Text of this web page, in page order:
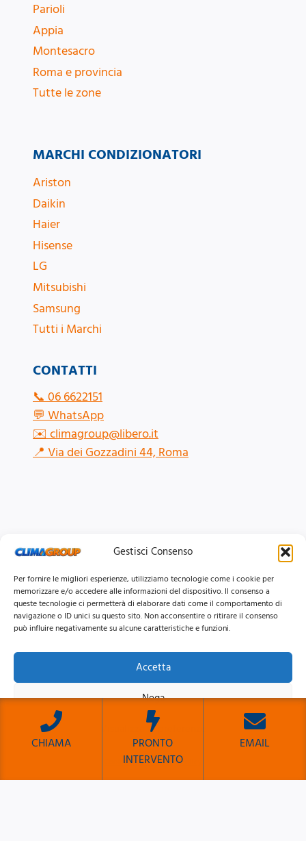
Gestisci Consenso
Per fornire le migliori esperienze, utilizziamo tecnologie come i cookie per
memorizzare e/o accedere alle informazioni del dispositivo. Il consenso a
queste tecnologie ci permetterà di elaborare dati come il comportamento di
navigazione o ID unici su questo sito. Non acconsentire o ritirare il consenso
può influire negativamente su alcune caratteristiche e funzioni.
Accetta
Nega
Visualizza le preferenze
Cookie PolicyPrivacy Policy
Parioli
Appia
Montesacro
Roma e provincia
Tutte le zone
CONTATTI
📞06 6622151
💬WhatsApp
✉️climagroup@libero.it
📍Via dei Gozzadini 44, Roma
MARCHI CONDIZIONATORI
Ariston
Daikin
Haier
Hisense
LG
Mitsubishi
Samsung
Tutti i Marchi
© 2026 Clima Group Impianti Srls P.IVA: 17771951005
Privacy
CookiePolicy | Mappa del Sito
CHIAMA
PRONTO
INTERVENTO
EMAIL